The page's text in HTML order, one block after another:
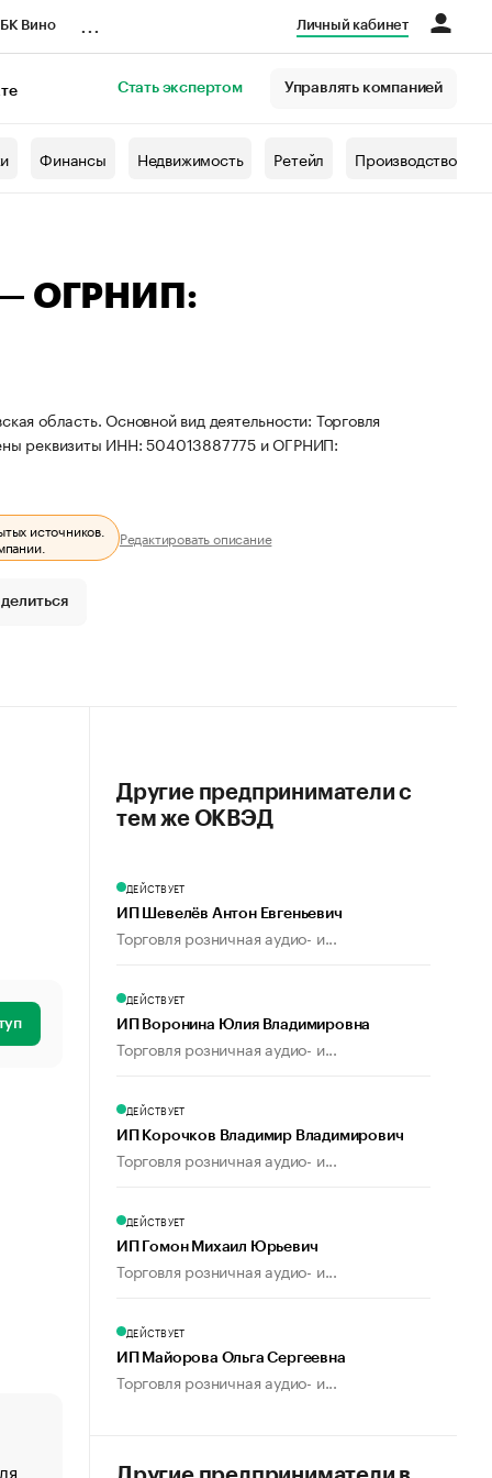
Вино Личный кабинет
Стать экспертом Управлять компанией
Финансы Недвижимость Ретейл Производство
— ОГРНИП:
область. Основной вид деятельности: Торговля
реквизиты ИНН: 504013887775 и ОГРНИП:
источников. Редактировать описание
«От спорта тело стареет иначе». Как живет глава
Другие предприниматели с
тем же ОКВЭД
ДЕЙСТВУЕТ
ИП Шевелёв Антон Евгеньевич
Торговля розничная аудио- и...
ДЕЙСТВУЕТ
ИП Воронина Юлия Владимировна
Торговля розничная аудио- и...
ДЕЙСТВУЕТ
ИП Корочков Владимир Владимирович
Торговля розничная аудио- и...
ДЕЙСТВУЕТ
ИП Гомон Михаил Юрьевич
Торговля розничная аудио- и...
ДЕЙСТВУЕТ
ИП Майорова Ольга Сергеевна
Торговля розничная аудио- и...